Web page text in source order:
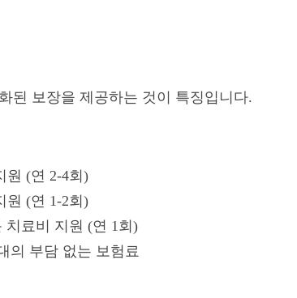
된 보장을 제공하는 것이 특징입니다.
원 (연 2-4회)
원 (연 1-2회)
치료비 지원 (연 1회)
의 부담 없는 보험료